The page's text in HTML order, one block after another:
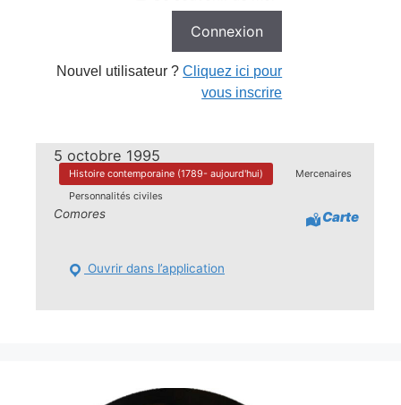
Nouvel utilisateur ?Cliquez ici pour
vous inscrire
5 octobre 1995
Histoire contemporaine (1789- aujourd'hui)
Mercenaires
Personnalités civiles
Comores Carte
Ouvrir dans l’application